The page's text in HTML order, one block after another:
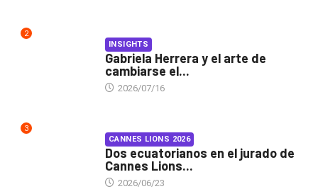
2
INSIGHTS
Gabriela Herrera y el arte de
cambiarse el...
2026/07/16
3
CANNES LIONS 2026
Dos ecuatorianos en el jurado de
Cannes Lions...
2026/06/23